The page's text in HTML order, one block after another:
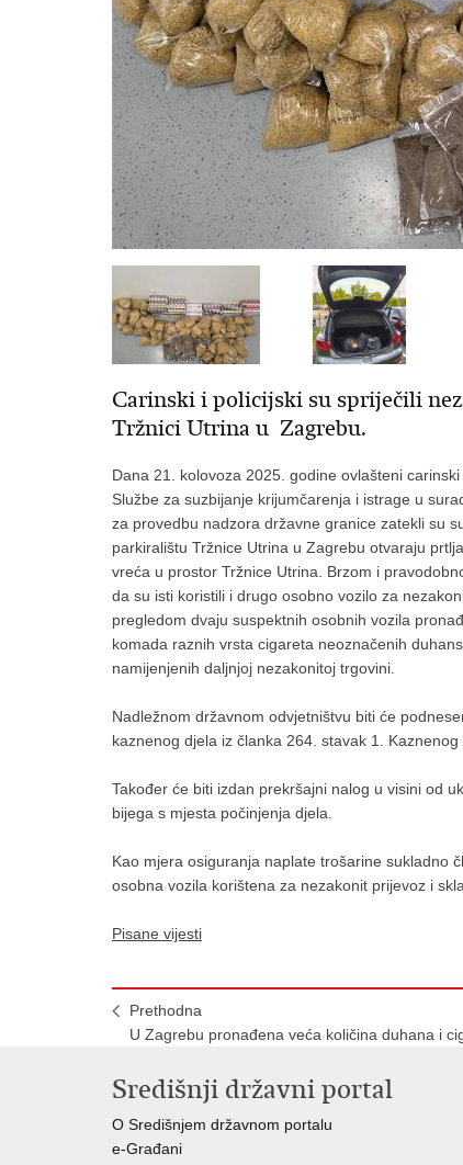
Carinski i policijski su spriječili
Tržnici Utrina u Zagrebu.
Dana 21. kolovoza 2025. godine ovlašteni
Službe za suzbijanje krijumčarenja i istrage u
za provedbu nadzora državne granice zatekli su
parkiralištu Tržnice Utrina u Zagrebu otvaraju
vreća u prostor Tržnice Utrina. Brzom i
da su isti koristili i drugo osobno vozilo za
pregledom dvaju suspektnih osobnih vozila
komada raznih vrsta cigareta neoznačenih
namijenjenih daljnjoj nezakonitoj trgovini.
Nadležnom državnom odvjetništvu biti će
kaznenog djela iz članka 264. stavak 1.
Također će biti izdan prekršajni nalog u visini od
bijega s mjesta počinjenja djela.
Kao mjera osiguranja naplate trošarine sukladno
osobna vozila korištena za nezakonit prijevoz i
Pisane vijesti
Prethodna
U Zagrebu pronađena veća količina duhana i
Središnji državni portal
O Središnjem državnom portalu
e-Građani